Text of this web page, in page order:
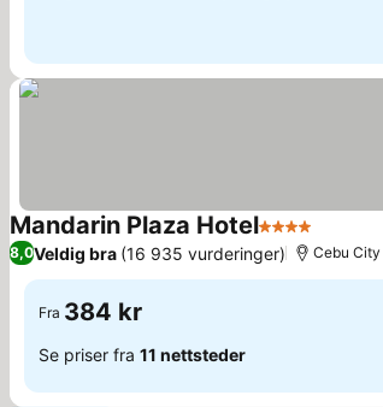
Mandarin Plaza Hotel4 Stjerner
8,0Veldig bra (16 935 vurderinger) Cebu City
Fra 384 kr
Se priser fra 11 nettsteder